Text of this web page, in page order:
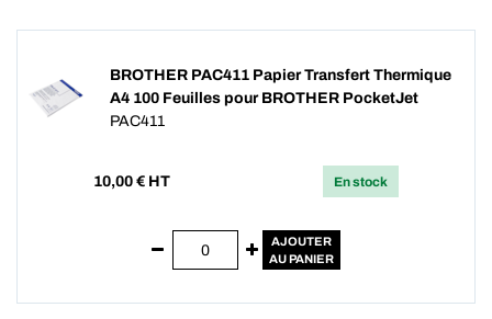
BROTHER PAC411 Papier Transfert Thermique
A4 100 Feuilles pour BROTHER PocketJet
PAC411
10,00 € HT En stock
AJOUTER
AU PANIER